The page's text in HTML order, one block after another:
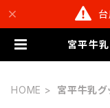
台
宮平牛
HOME 宮平牛乳グ